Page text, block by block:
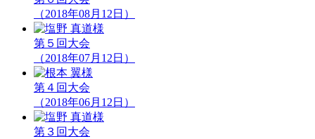
（2018年08月12日）
第５回大会
（2018年07月12日）
第４回大会
（2018年06月12日）
第３回大会